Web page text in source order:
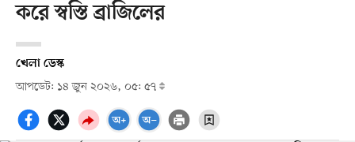
করে স্বস্তি ব্রাজিলের
খেলা ডেস্ক
আপডেট: ১৪ জুন ২০২৬, ০৫: ৫৭